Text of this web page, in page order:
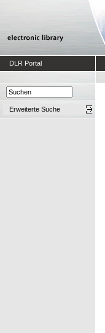
DLR Portal
Erweiterte Suche